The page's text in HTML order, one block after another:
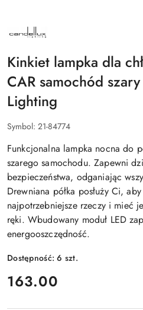
NAZWA
PRODUCENTA:
LIGHTING
Kinkiet lampka dla
CAR samochód
Lighting
Symbol: 21-84774
Funkcjonalna lampka nocna do
szarego samochodu. Zapewni
bezpieczeństwa, odganiając
Drewniana półka posłuży Ci,
najpotrzebniejsze rzeczy i mieć
ręki. Wbudowany moduł LED
energooszczędność.
Dostępność:6 szt.
cena:
163.00